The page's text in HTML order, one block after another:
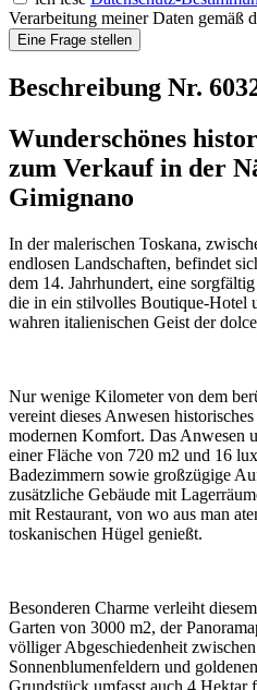
Verarbeitung meiner Daten gemäß
Eine Frage stellen
Beschreibung Nr.
Wunderschönes
zum Verkauf in der
Gimignano
In der malerischen Toskana,
endlosen Landschaften, befindet
dem 14. Jahrhundert, eine
die in ein stilvolles Boutique-Hotel
wahren italienischen Geist der
Nur wenige Kilometer von dem
vereint dieses Anwesen
modernen Komfort. Das Anwesen
einer Fläche von 720 m2 und 16
Badezimmern sowie großzügige
zusätzliche Gebäude mit
mit Restaurant, von wo aus man
toskanischen Hügel genießt.
Besonderen Charme verleiht
Garten von 3000 m2, der
völliger Abgeschiedenheit
Sonnenblumenfeldern und
Grundstück umfasst auch 4 Hektar